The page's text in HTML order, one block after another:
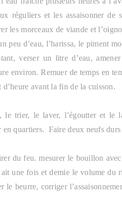
réguliers et les assaisonner de
les morceaux de viande et
peu d’eau, l’harissa, le piment
verser un litre d’eau,
environ. Remuer de temps en
avant la fin de la cuisson.
le trier, le laver, l’égoutter et le
en quartiers. Faire deux neufs
du feu. mesurerle bouillon
une fois et demie le volume du
le beurre, corriger